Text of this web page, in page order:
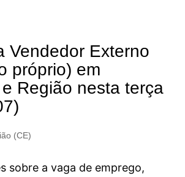
Vendedor Externo
próprio) em
Região nesta terça
(CE)
sobre a vaga de emprego,